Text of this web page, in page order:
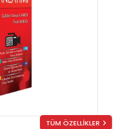
TÜM ÖZELLİKLER